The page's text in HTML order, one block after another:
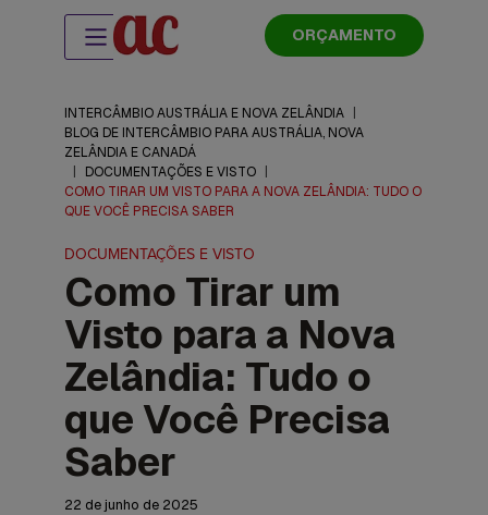
ORÇAMENTO
INTERCÂMBIO AUSTRÁLIA E NOVA ZELÂNDIA
BLOG DE INTERCÂMBIO PARA AUSTRÁLIA, NOVA
ZELÂNDIA E CANADÁ
DOCUMENTAÇÕES E VISTO
COMO TIRAR UM VISTO PARA A NOVA ZELÂNDIA: TUDO O
QUE VOCÊ PRECISA SABER
DOCUMENTAÇÕES E VISTO
Como Tirar um
Visto para a Nova
Zelândia: Tudo o
que Você Precisa
Saber
22 de junho de 2025